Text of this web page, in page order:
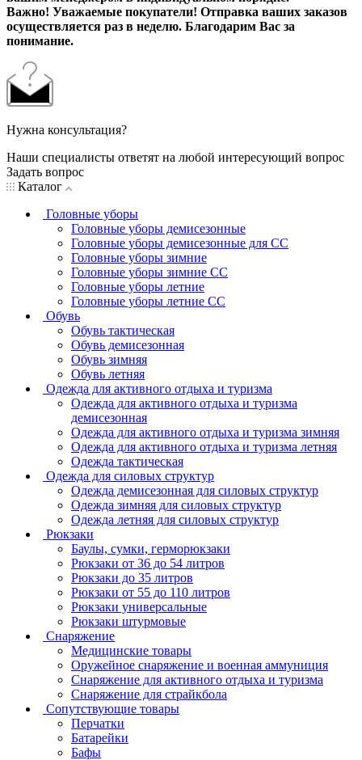
Важно! Уважаемые покупатели! Отправка ваших заказов
осуществляется раз в неделю. Благодарим Вас за
понимание.
Нужна консультация?
Наши специалисты ответят на любой интересующий вопрос
Задать вопрос
Каталог
Головные уборы
Головные уборы демисезонные
Головные уборы демисезонные для СС
Головные уборы зимние
Головные уборы зимние СС
Головные уборы летние
Головные уборы летние СС
Обувь
Обувь тактическая
Обувь демисезонная
Обувь зимняя
Обувь летняя
Одежда для активного отдыха и туризма
Одежда для активного отдыха и туризма
демисезонная
Одежда для активного отдыха и туризма зимняя
Одежда для активного отдыха и туризма летняя
Одежда тактическая
Одежда для силовых структур
Одежда демисезонная для силовых структур
Одежда зимняя для силовых структур
Одежда летняя для силовых структур
Рюкзаки
Баулы, сумки, герморюкзаки
Рюкзаки от 36 до 54 литров
Рюкзаки до 35 литров
Рюкзаки от 55 до 110 литров
Рюкзаки универсальные
Рюкзаки штурмовые
Снаряжение
Медицинские товары
Оружейное снаряжение и военная аммуниция
Снаряжение для активного отдыха и туризма
Снаряжение для страйкбола
Сопутствующие товары
Перчатки
Батарейки
Бафы